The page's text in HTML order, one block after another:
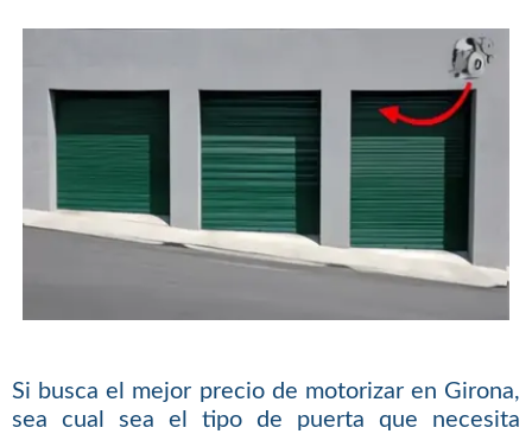
Si busca el mejor precio de motorizar en Girona,
sea cual sea el tipo de puerta que necesita